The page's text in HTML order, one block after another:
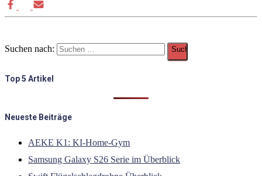
Suchen nach:
Top 5 Artikel
Neueste Beiträge
AEKE K1: KI-Home-Gym
Samsung Galaxy S26 Serie im Überblick